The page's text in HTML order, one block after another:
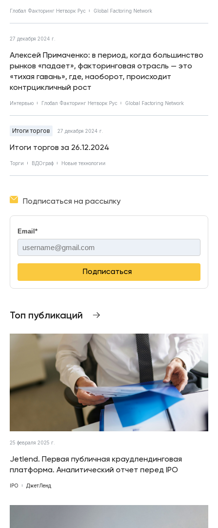
Глобал Факторинг Нетворк Рус Global Factoring Network
27 декабря 2024 г.
Алексей Примаченко: в период, когда большинство
рынков «падает», факторинговая отрасль — это
«тихая гавань», где, наоборот, происходит
контрцикличный рост
Интервью Глобал Факторинг Нетворк Рус Global Factoring Network
Итоги торгов 27 декабря 2024 г.
Итоги торгов за 26.12.2024
Торги ВДОграф Новые технологии
Подписаться на рассылку
Email *
Подписаться
Топ публикаций
25 февраля 2025 г.
Jetlend. Первая публичная краудлендинговая
платформа. Аналитический отчет перед IPO
IPO ДжетЛенд